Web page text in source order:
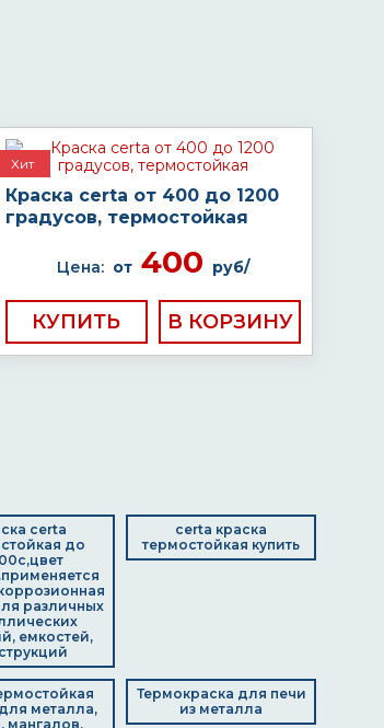
Хит
Краска certa от 400 до 1200
градусов, термостойкая
Цена: от 400 руб/
КУПИТЬ
certa
до
различных
емкостей,
certa краска
термостойкая купить
металла,
мангалов,
Термокраска для печи
из металла